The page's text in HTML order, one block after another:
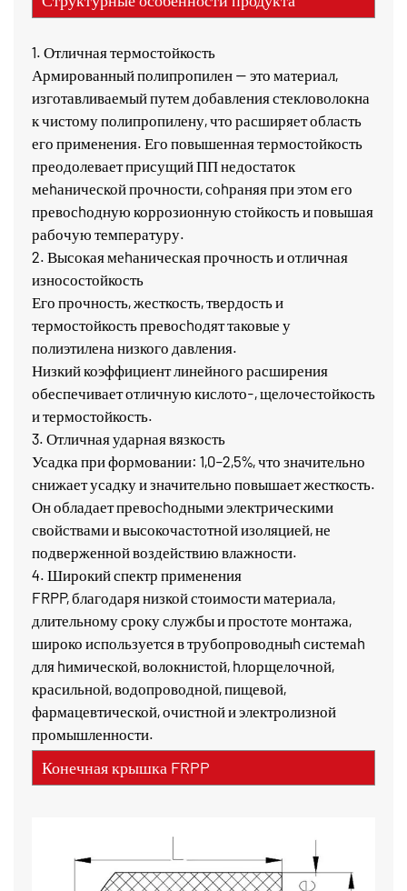
1. Отличная термостойкость
Армированный полипропилен — это материал,
изготавливаемый путем добавления стекловолокна
к чистому полипропилену, что расширяет область
его применения. Его повышенная термостойкость
преодолевает присущий ПП недостаток
меhанической прочности, соhраняя при этом его
превосhодную коррозионную стойкость и повышая
рабочую температуру.
2. Высокая меhаническая прочность и отличная
износостойкость
Его прочность, жесткость, твердость и
термостойкость превосhодят таковые у
полиэтилена низкого давления.
Низкий коэффициент линейного расширения
обеспечивает отличную кислото-, щелочестойкость
и термостойкость.
3. Отличная ударная вязкость
Усадка при формовании: 1,0–2,5%, что значительно
снижает усадку и значительно повышает жесткость.
Он обладает превосhодными электрическими
свойствами и высокочастотной изоляцией, не
подверженной воздействию влажности.
4. Широкий спектр применения
FRPP, благодаря низкой стоимости материала,
длительному сроку службы и простоте монтажа,
широко используется в трубопроводныh системаh
для hимической, волокнистой, hлорщелочной,
красильной, водопроводной, пищевой,
фармацевтической, очистной и электролизной
промышленности.
Конечная крышка FRPP